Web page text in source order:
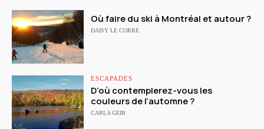
Où faire du ski à Montréal et autour ?
DAISY LE CORRE
ESCAPADES
D’où contemplerez-vous les
couleurs de l’automne ?
CARLA GEIB